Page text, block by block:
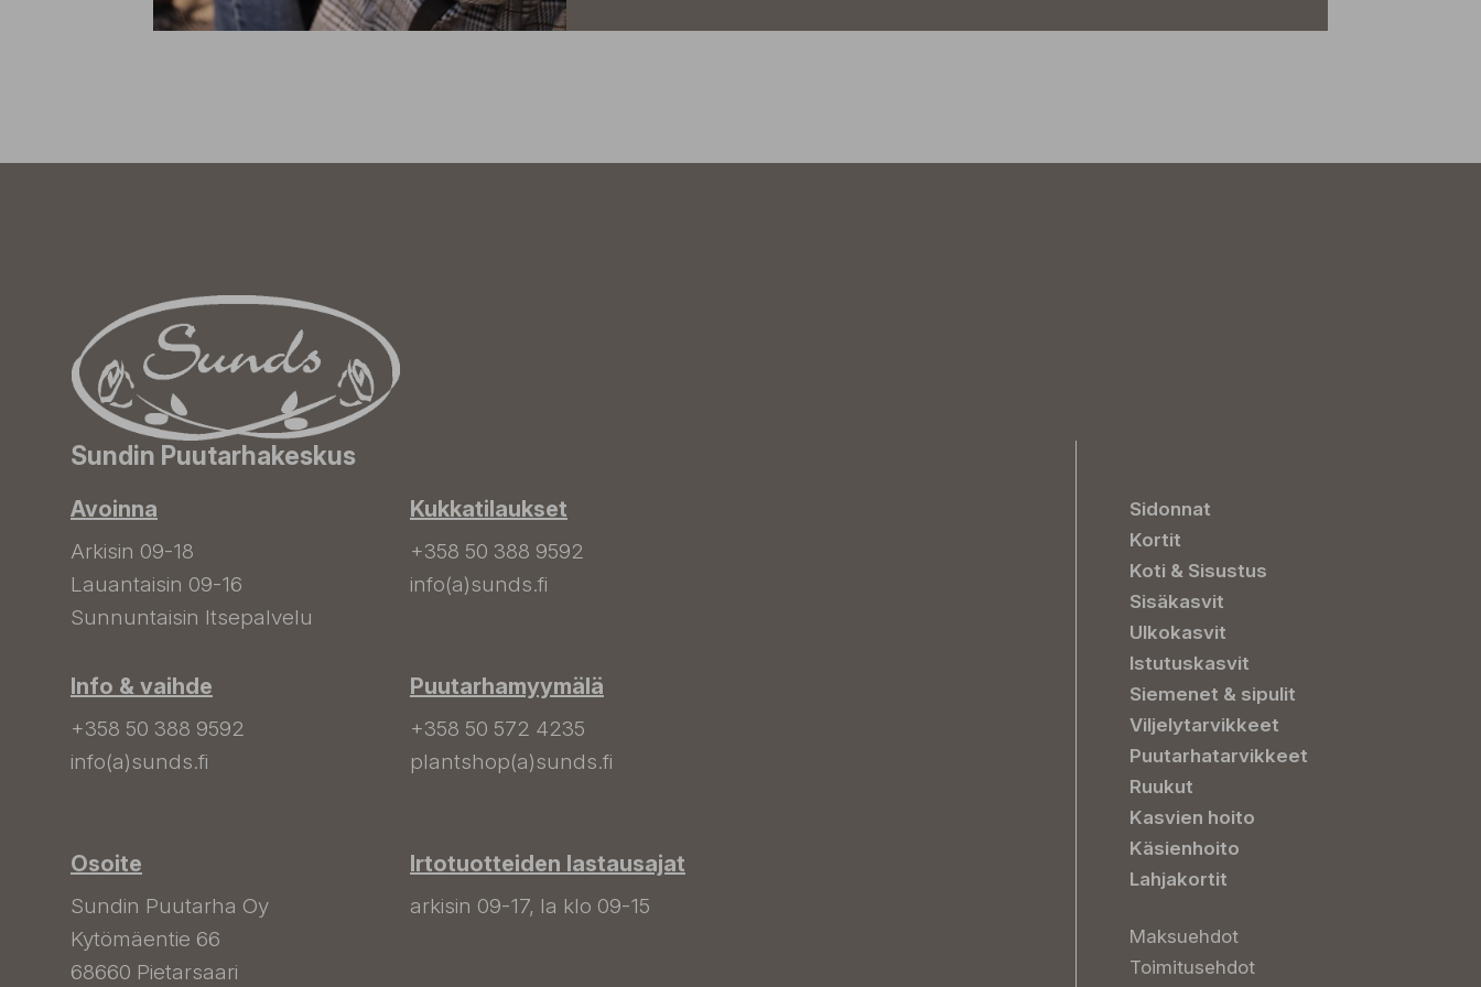
Sundin Puutarhakeskus
Avoinna
Arkisin 09-18
Lauantaisin 09-16
Sunnuntaisin Itsepalvelu
Info & vaihde
+358 50 388 9592
info(a)sunds.fi
Osoite
Sundin Puutarha Oy
Kytömäentie 66
68660 Pietarsaari
Kukkatilaukset
+358 50 388 9592
info(a)sunds.fi
Puutarhamyymälä
+358 50 572 4235
plantshop(a)sunds.fi
Irtotuotteiden lastausajat
arkisin 09-17, la klo 09-15
Sidonnat
Kortit
Koti & Sisustus
Sisäkasvit
Ulkokasvit
Istutuskasvit
Siemenet & sipulit
Viljelytarvikkeet
Puutarhatarvikkeet
Ruukut
Kasvien hoito
Käsienhoito
Lahjakortit
Maksuehdot
Toimitusehdot